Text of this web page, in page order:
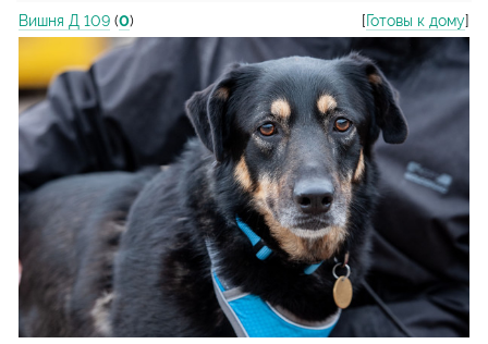
Вишня Д 109 (0) [Готовы к дому]